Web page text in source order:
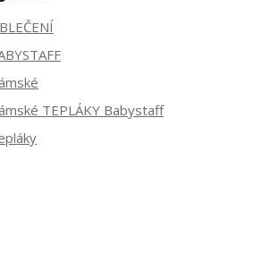
TEPLÁKY Babystaff